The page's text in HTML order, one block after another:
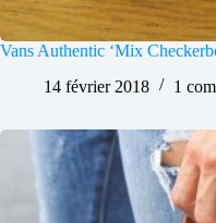
Vans Authentic ‘Mix
14 février 2018
1